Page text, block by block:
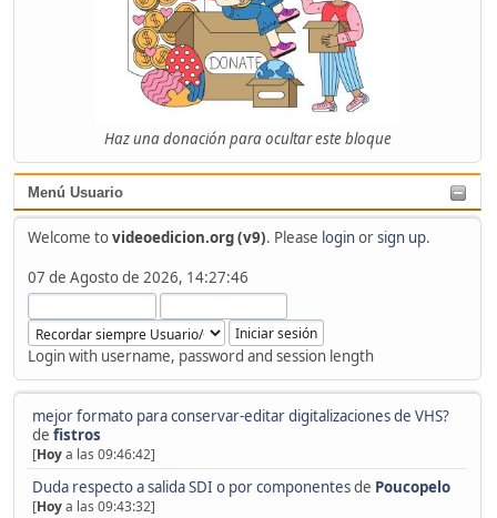
Haz una donación para ocultar este bloque
Menú Usuario
Welcome tovideoedicion.org (v9). Please loginorsign up.
07 de Agosto de 2026, 14:27:46
Login with username, password and session length
mejor formato para conservar-editar digitalizaciones de VHS?
de fistros
[Hoya las 09:46:42]
Duda respecto a salida SDI o por componentesde Poucopelo
[Hoya las 09:43:32]